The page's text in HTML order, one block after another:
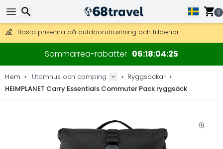
0
DHL Express över natten är också tillgängligt.
Bästa priserna på outdoorutrustning och tillbehör.
Sommarrea-rabatter 06180424
Hem Utomhus och camping
Ryggsäckar
HEIMPLANET Carry Essentials Commuter Pack ryggsäck